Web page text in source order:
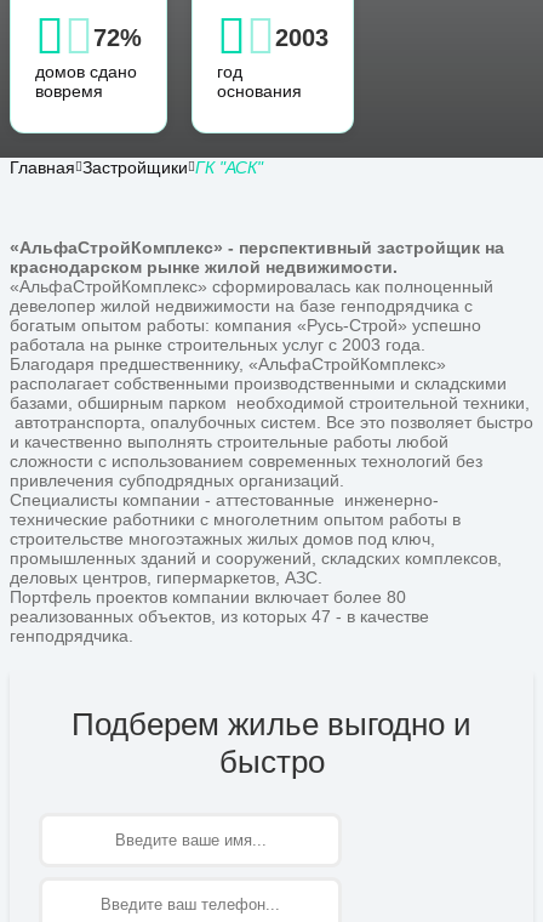
72%
домов сдано
вовремя
2003
год
основания
Главная Застройщики ГК "АСК"
«АльфаСтройКомплекс» - перспективный застройщик на
краснодарском рынке жилой недвижимости.
«АльфаСтройКомплекс» сформировалась как полноценный
девелопер жилой недвижимости на базе генподрядчика с
богатым опытом работы: компания «Русь-Строй» успешно
работала на рынке строительных услуг с 2003 года.
Благодаря предшественнику, «АльфаСтройКомплекс»
располагает собственными производственными и складскими
базами, обширным парком необходимой строительной техники,
автотранспорта, опалубочных систем. Все это позволяет быстро
и качественно выполнять строительные работы любой
сложности с использованием современных технологий без
привлечения субподрядных организаций.
Специалисты компании - аттестованные инженерно-
технические работники с многолетним опытом работы в
строительстве многоэтажных жилых домов под ключ,
промышленных зданий и сооружений, складских комплексов,
деловых центров, гипермаркетов, АЗС.
Портфель проектов компании включает более 80
реализованных объектов, из которых 47 - в качестве
генподрядчика.
Подберем жилье выгодно и
быстро